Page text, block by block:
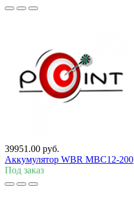
39951.00 руб.
Аккумулятор WBR MBC12-200
Под заказ